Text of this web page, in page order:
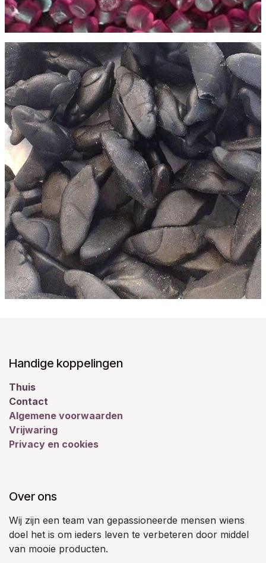
Handige koppelingen
Thuis
Contact
Algemene voorwaarden
Vrijwaring
Privacy en cookies
Over ons
Wij zijn een team van gepassioneerde mensen wiens
doel het is om ieders leven te verbeteren door middel
van mooie producten.